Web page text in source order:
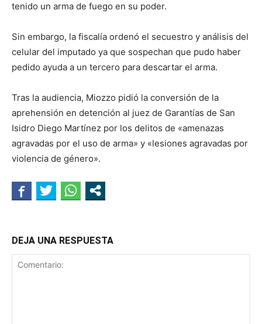
tenido un arma de fuego en su poder.
Sin embargo, la fiscalía ordenó el secuestro y análisis del
celular del imputado ya que sospechan que pudo haber
pedido ayuda a un tercero para descartar el arma.
Tras la audiencia, Miozzo pidió la conversión de la
aprehensión en detención al juez de Garantías de San
Isidro Diego Martínez por los delitos de «amenazas
agravadas por el uso de arma» y «lesiones agravadas por
violencia de género».
DEJA UNA RESPUESTA